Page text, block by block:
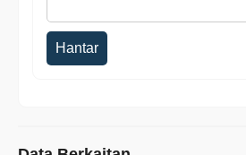
Hantar